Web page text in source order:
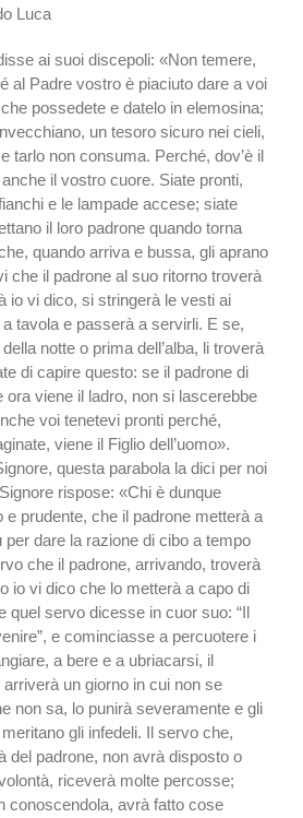
Luca
ai suoi discepoli: «Non temere,
al Padre vostro è piaciuto dare a voi
possedete e datelo in elemosina;
un tesoro sicuro nei cieli,
tarlo non consuma. Perché, dov’è il
il vostro cuore. Siate pronti,
e le lampade accese; siate
il loro padrone quando torna
quando arriva e bussa, gli aprano
che il padrone al suo ritorno troverà
io vi dico, si stringerà le vesti ai
tavola e passerà a servirli. E se,
notte o prima dell’alba, li troverà
di capire questo: se il padrone di
viene il ladro, non si lascerebbe
voi tenetevi pronti perché,
viene il Figlio dell’uomo».
questa parabola la dici per noi
rispose: «Chi è dunque
e prudente, che il padrone metterà a
dare la razione di cibo a tempo
che il padrone, arrivando, troverà
io vi dico che lo metterà a capo di
quel servo dicesse in cuor suo: “Il
e cominciasse a percuotere i
a bere e a ubriacarsi, il
un giorno in cui non se
non sa, lo punirà severamente e gli
gli infedeli. Il servo che,
del padrone, non avrà disposto o
riceverà molte percosse;
conoscendola, avrà fatto cose